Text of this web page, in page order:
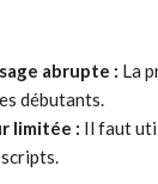
abrupte : La
débutants.
limitée : Il faut